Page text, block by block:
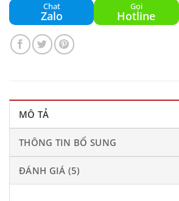
Chat
Zalo
Gọi
Hotline
MÔ TẢ
THÔNG TIN BỔ SUNG
ĐÁNH GIÁ (5)